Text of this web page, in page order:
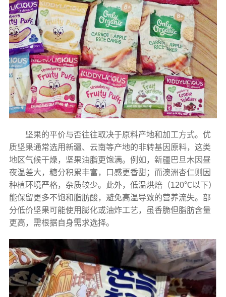
坚果的平价与否往往取决于原料产地和加工方式。优
质坚果通常选用新疆、云南等产地的非转基因原料，这类
地区气候干燥，坚果油脂更饱满。例如，新疆巴旦木因昼
夜温差大，糖分积累丰富，口感更香甜；而澳洲杏仁则因
种植环境严格，杂质较少。此外，低温烘焙（120℃以下）
能保留更多不饱和脂肪酸，避免高温导致的营养流失。部
分低价坚果可能使用膨化或油炸工艺，虽香脆但脂肪含量
更高，需根据自身需求选择。